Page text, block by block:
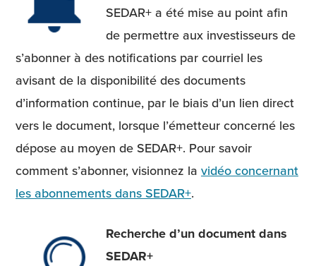
SEDAR+ a été mise au point afin
de permettre aux investisseurs de
s’abonner à des notifications par courriel les
avisant de la disponibilité des documents
d’information continue, par le biais d’un lien direct
vers le document, lorsque l’émetteur concerné les
dépose au moyen de SEDAR+. Pour savoir
comment s’abonner, visionnez la vidéo concernant
les abonnements dans SEDAR+.
Recherche d’un document dans
SEDAR+